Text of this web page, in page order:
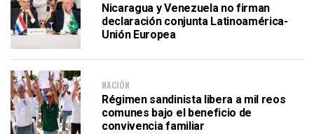
Nicaragua y Venezuela no firman
declaración conjunta Latinoamérica-
Unión Europea
NACIÓN
Régimen sandinista libera a mil reos
comunes bajo el beneficio de
convivencia familiar